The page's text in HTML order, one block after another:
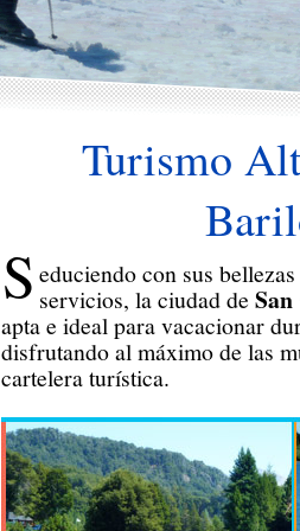
Turismo
S educiendo con sus
servicios, la ciudad de
apta e ideal para vacacionar
disfrutando al máximo de las
cartelera turística.